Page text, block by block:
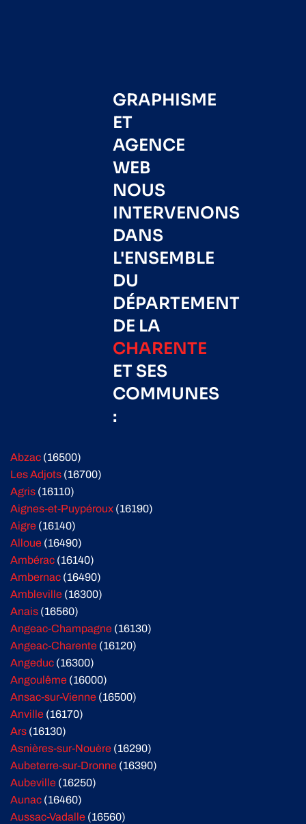
GRAPHISME
ET
AGENCE
WEB
NOUS
INTERVENONS
DANS
L'ENSEMBLE
DU
DÉPARTEMENT
DE LA
CHARENTE
ET SES
COMMUNES
:
Abzac (16500)
Les Adjots (16700)
Agris (16110)
Aignes-et-Puypéroux (16190)
Aigre (16140)
Alloue (16490)
Ambérac (16140)
Ambernac (16490)
Ambleville (16300)
Anais (16560)
Angeac-Champagne (16130)
Angeac-Charente (16120)
Angeduc (16300)
Angoulême (16000)
Ansac-sur-Vienne (16500)
Anville (16170)
Ars (16130)
Asnières-sur-Nouère (16290)
Aubeterre-sur-Dronne (16390)
Aubeville (16250)
Aunac (16460)
Aussac-Vadalle (16560)